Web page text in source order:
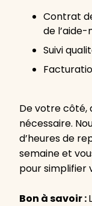
Contrat
de
Suivi
De votre côté,
nécessaire.
d’heures de
semaine et
pour simplifier
Bon à savoir :